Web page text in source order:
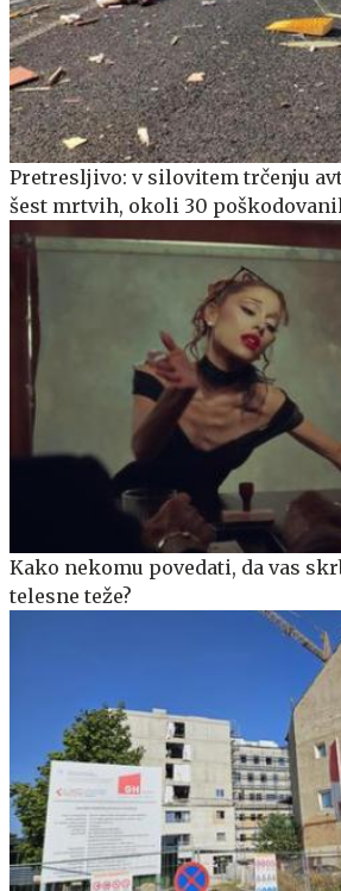
Pretresljivo: v silovitem trčenju
šest mrtvih, okoli 30
Kako nekomu povedati, da vas
telesne teže?